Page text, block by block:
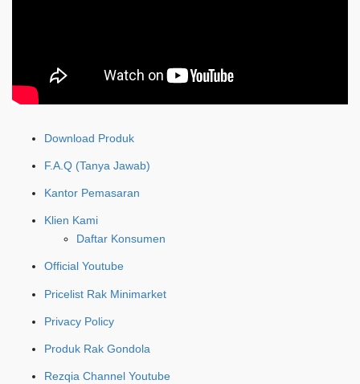
Download Produk
F.A.Q (Tanya Jawab)
Kantor Pemasaran
Klien Kami
Daftar Konsumen
Official Youtube
Pricelist Rak Minimarket
Privacy Policy
Produk Rak Gondola
Rezqia Channel Youtube